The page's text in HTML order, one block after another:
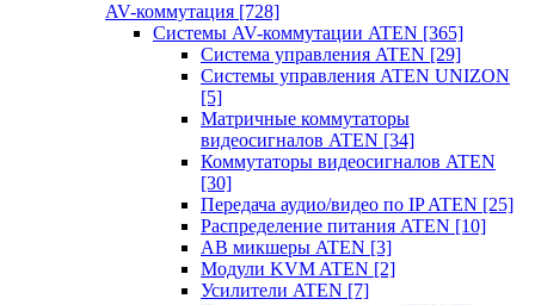
AV-коммутация [728]
Системы AV-коммутации ATEN [365]
Система управления ATEN [29]
Системы управления ATEN UNIZON
[5]
Матричные коммутаторы
видеосигналов ATEN [34]
Коммутаторы видеосигналов ATEN
[30]
Передача аудио/видео по IP ATEN [25]
Распределение питания ATEN [10]
АВ микшеры ATEN [3]
Модули KVM ATEN [2]
Усилители ATEN [7]